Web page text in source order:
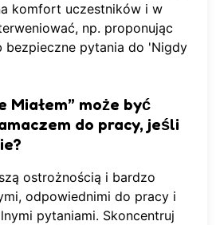
komfort uczestników i w
np. proponując
bezpieczne pytania do 'Nigdy
Miałem” może być
do pracy, jeśli
ostrożnością i bardzo
odpowiednimi do pracy i
pytaniami. Skoncentruj